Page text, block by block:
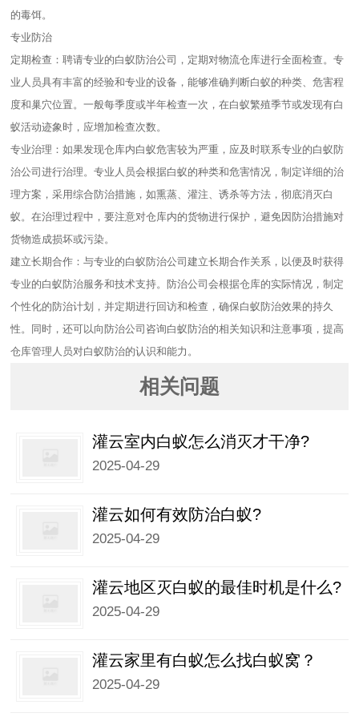
的毒饵。
专业防治
定期检查：聘请专业的白蚁防治公司，定期对物流仓库进行全面检查。专
业人员具有丰富的经验和专业的设备，能够准确判断白蚁的种类、危害程
度和巢穴位置。一般每季度或半年检查一次，在白蚁繁殖季节或发现有白
蚁活动迹象时，应增加检查次数。
专业治理：如果发现仓库内白蚁危害较为严重，应及时联系专业的白蚁防
治公司进行治理。专业人员会根据白蚁的种类和危害情况，制定详细的治
理方案，采用综合防治措施，如熏蒸、灌注、诱杀等方法，彻底消灭白
蚁。在治理过程中，要注意对仓库内的货物进行保护，避免因防治措施对
货物造成损坏或污染。
建立长期合作：与专业的白蚁防治公司建立长期合作关系，以便及时获得
专业的白蚁防治服务和技术支持。防治公司会根据仓库的实际情况，制定
个性化的防治计划，并定期进行回访和检查，确保白蚁防治效果的持久
性。同时，还可以向防治公司咨询白蚁防治的相关知识和注意事项，提高
仓库管理人员对白蚁防治的认识和能力。
相关问题
灌云室内白蚁怎么消灭才干净?
2025-04-29
灌云如何有效防治白蚁?
2025-04-29
灌云地区灭白蚁的最佳时机是什么?
2025-04-29
灌云家里有白蚁怎么找白蚁窝？
2025-04-29